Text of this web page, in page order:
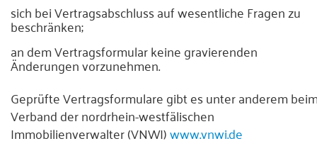
sich bei Vertragsabschluss auf wesentliche Fragen zu
beschränken;
an dem Vertragsformular keine gravierenden
Änderungen vorzunehmen.
Geprüfte Vertragsformulare gibt es unter anderem
Verband der nordrhein-westfälischen
Immobilienverwalter (VNWI)www.vnwi.de